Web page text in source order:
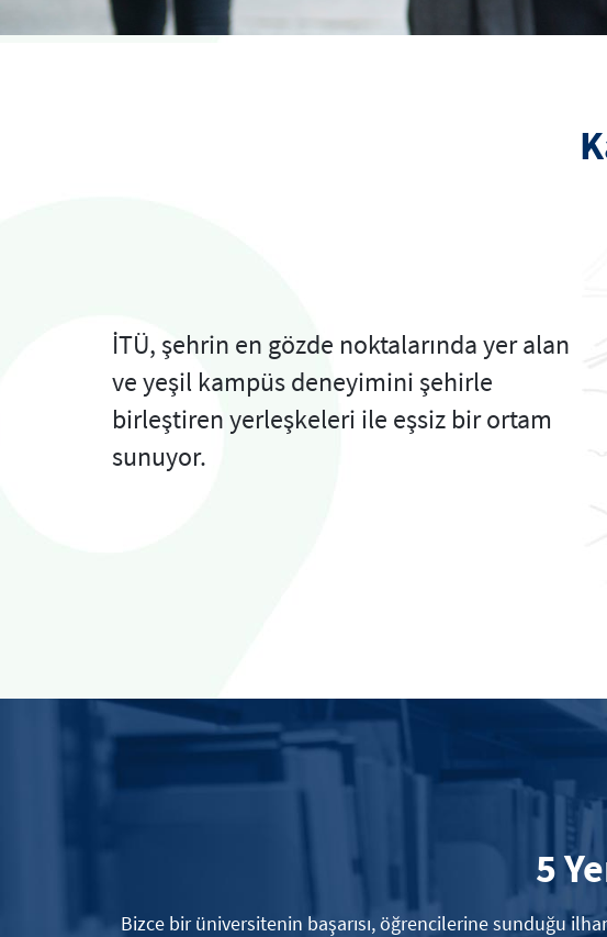
İTÜ, şehrin en gözde noktalarında yer alan
ve yeşil kampüs deneyimini şehirle
birleştiren yerleşkeleri ile eşsiz bir ortam
sunuyor.
5
Bizce bir üniversitenin başarısı, öğrencilerine sunduğu